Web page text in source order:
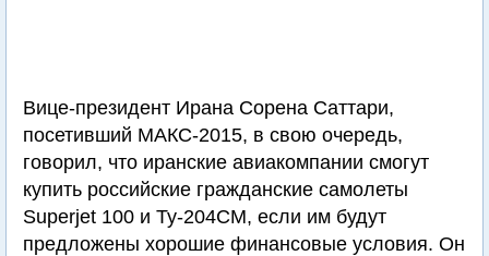
Вице-президент Ирана Сорена Саттари,
посетивший МАКС-2015, в свою очередь,
говорил, что иранские авиакомпании смогут
купить российские гражданские самолеты
Superjet 100 и Ту-204СМ, если им будут
предложены хорошие финансовые условия. Он